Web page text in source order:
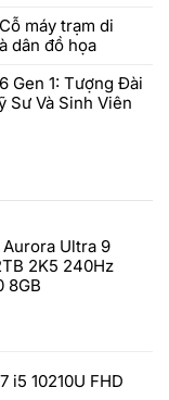
máy trạm di
dân đồ họa
Gen 1: Tượng Đài
Sư Và Sinh Viên
Ultra 9
2K5 240Hz
8GB
i5 10210U FHD